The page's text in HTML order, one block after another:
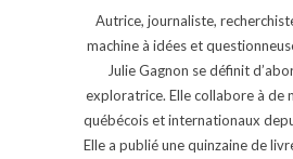
Autrice, journaliste,
machine à idées et
Julie Gagnon se définit
exploratrice. Elle collabore à de
québécois et internationaux
Elle a publié une quinzaine de